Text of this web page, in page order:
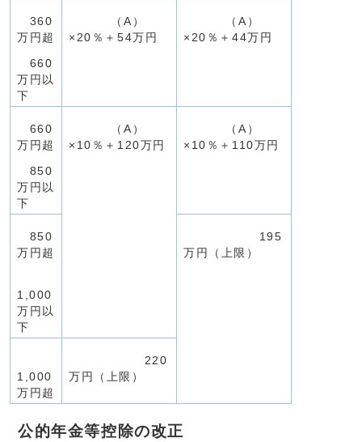
360
万円超
660
万円以
下
（A）
×20％＋54万円
（A）
×20％＋44万円
660
万円超
850
万円以
下
（A）
×10％＋120万円
（A）
×10％＋110万円
850
万円超
1,000
万円以
下
195
万円（上限）
1,000
万円超
220
万円（上限）
公的年金等控除の改正